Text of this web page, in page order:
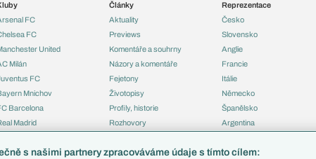
FC
FC
United
Milán
FC
Mnichov
Barcelona
Madrid
Články
Aktuality
Previews
Komentáře a souhrny
Názory a komentáře
Fejetony
Životopisy
Profily, historie
Rozhovory
Reprezentace
Česko
Slovensko
Anglie
Francie
Itálie
Německo
Španělsko
Argentina
s našimi partnery zpracováváme údaje s tímto cílem: